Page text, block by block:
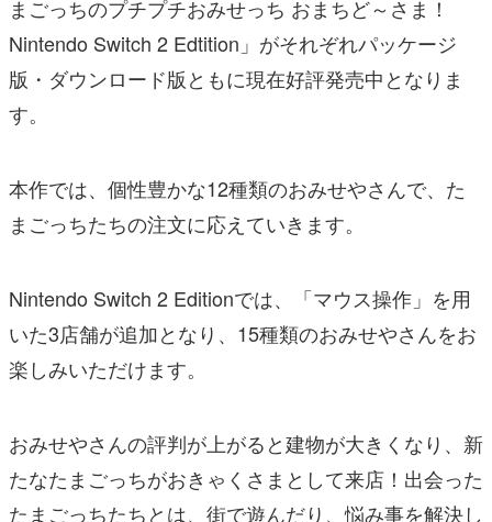
まごっちのプチプチおみせっち おまちど～さま！
Nintendo Switch 2 Edtition」がそれぞれパッケージ
版・ダウンロード版ともに現在好評発売中となりま
す。
本作では、個性豊かな12種類のおみせやさんで、た
まごっちたちの注文に応えていきます。
Nintendo Switch 2 Editionでは、「マウス操作」を用
いた3店舗が追加となり、15種類のおみせやさんをお
楽しみいただけます。
おみせやさんの評判が上がると建物が大きくなり、新
たなたまごっちがおきゃくさまとして来店！出会った
たまごっちたちとは、街で遊んだり、悩み事を解決し